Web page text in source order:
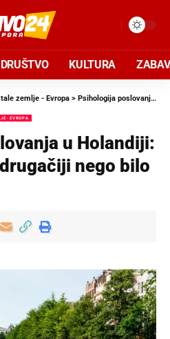
DRUŠTVO KULTURA
zemlje - Evropa > Psihologija poslovanja u Holandiji: zašto je osećaj drugačiji nego bilo gde drugde
- EVROPA
u Holandiji:
nego bilo